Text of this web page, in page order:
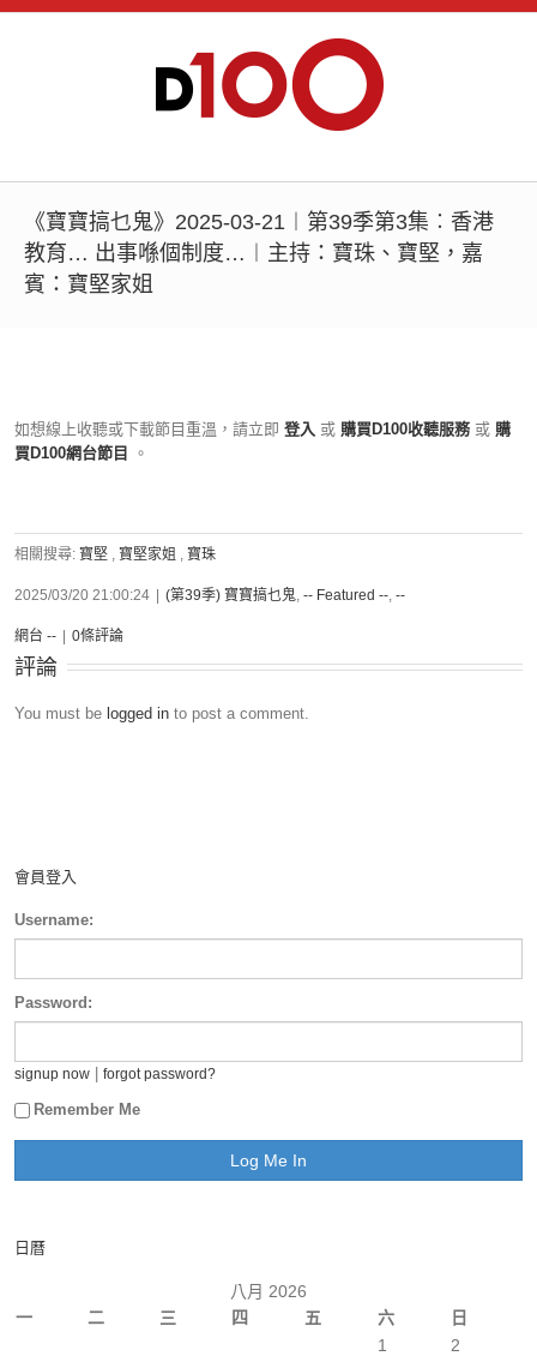
《寶寶搞乜鬼》2025-03-21︱第39季第3集︰香港
教育… 出事喺個制度…︱主持：寶珠、寶堅，嘉
賓：寶堅家姐
如想線上收聽或下載節目重溫，請立即 登入 或 購買D100收聽服務 或 購
買D100網台節目
。
相關搜尋: 寶堅 , 寶堅家姐 , 寶珠
2025/03/20 21:00:24 (第39季) 寶寶搞乜鬼, -- Featured --, --
網台 -- 0條評論
評論
You must be logged in to post a comment.
會員登入
Username:
Password:
signup now forgot password?
Remember Me
日曆
八月 2026
一
二 三 四 五 六 日
1
2